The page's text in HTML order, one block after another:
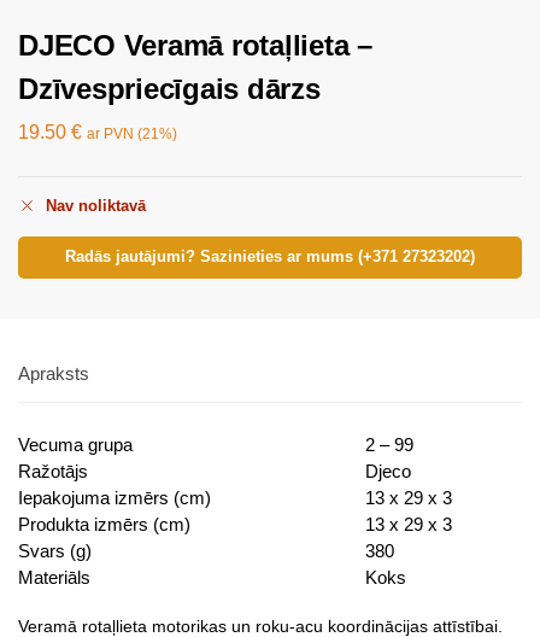
DJECO Veramā rotaļlieta –
Dzīvespriecīgais dārzs
19.50 € ar PVN (21%)
Nav noliktavā
Radās jautājumi? Sazinieties ar mums (+371 27323202)
Apraksts
Vecuma grupa
2 – 99
Ražotājs
Djeco
Iepakojuma izmērs (cm)
13 x 29 x 3
Produkta izmērs (cm)
13 x 29 x 3
Svars (g)
380
Materiāls
Koks
Veramā rotaļlieta motorikas un roku-acu koordinācijas attīstībai.